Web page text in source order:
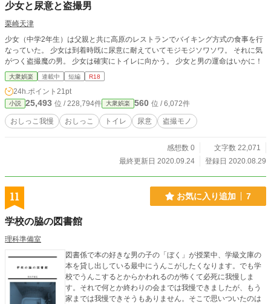
少女と尿意と盗撮男
栗崎天津
少女（中学2年生）は父親と共に高原のレストランでバイキング方式の食事を行
なっていた。 少女は到着時既に尿意に耐えていてモジモジソワソワ。 それに気
がつく盗撮魔の男。 少女は確実にトイレに向かう。 少女と男の運命はいかに！
大衆娯楽 連載中 短編 R18
24h.ポイント 21pt
小説 25,493 位 / 228,794件 大衆娯楽 560 位 / 6,072件
おしっこ我慢 おしっこ トイレ 尿意 盗撮モノ
感想数 0
文字数 22,071
最終更新日 2020.09.24
登録日 2020.08.29
11 お気に入り追加 7
学校の脇の図書館
理科準備室
図書係で本の好きな男の子の「ぼく」が授業中、学級文庫の
本を貸し出している最中にうんこがしたくなります。でも学
校でうんこするとからかわれるのが怖くて必死に我慢しま
す。それで何とか終わりの会までは我慢できましたが、もう
家までは我慢できそうもありません。そこで思いついたのは